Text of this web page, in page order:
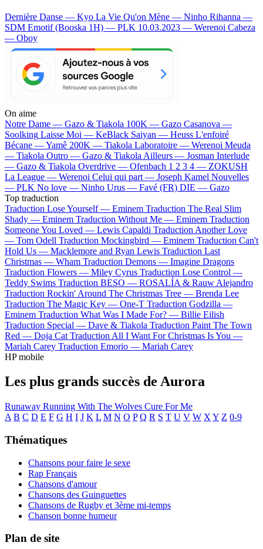
Dernière Danse — Kyo La Vie Qu'on Mène — Ninho Rihanna —
SDM Emotif (Booska 1H) — PLK 10.03.2023 — Werenoi Cabeza
— Oboy
On aime
Notre Dame — Gazo & Tiakola 100K — Gazo Casanova —
Soolking Laisse Moi — KeBlack Saiyan — Heuss L'enfoiré
Bécane —Yamê 200K — Tiakola Laboratoire — Werenoi Meuda
— Tiakola Outro — Gazo & Tiakola Ailleurs — Josman Interlude
— Gazo & Tiakola Overdrive — Ofenbach 1 2 3 4 — ZOKUSH
La League — Werenoi Celui qui part — Joseph Kamel Nouvelles
— PLK No love — Ninho Urus — Favé (FR) DIE — Gazo
Top traduction
Traduction Lose Yourself — Eminem Traduction The Real Slim
Shady — Eminem Traduction Without Me — Eminem Traduction
Someone You Loved — Lewis Capaldi Traduction Another Love
— Tom Odell Traduction Mockingbird — Eminem Traduction Can't
Hold Us — Macklemore and Ryan Lewis Traduction Last
Christmas — Wham Traduction Demons — Imagine Dragons
Traduction Flowers — Miley Cyrus Traduction Lose Control —
Teddy Swims Traduction BESO — ROSALÍA & Rauw Alejandro
Traduction Rockin' Around The Christmas Tree — Brenda Lee
Traduction The Magic Key — One-T Traduction Godzilla —
Eminem Traduction What Was I Made For? — Billie Eilish
Traduction Special — Dave & Tiakola Traduction Paint The Town
Red — Doja Cat Traduction All I Want For Christmas Is You —
Mariah Carey Traduction Emorio — Mariah Carey
HP mobile
Les plus grands succès de Aurora
Runaway Running With The Wolves Cure For Me
A B C D E F G H I J K L M N O P Q R S T U V W X Y Z 0-9
Thématiques
Chansons pour faire le sexe
Rap Français
Chansons d'amour
Chansons des Guinguettes
Chansons de Rugby et 3ème mi-temps
Chanson bonne humeur
Plan de site